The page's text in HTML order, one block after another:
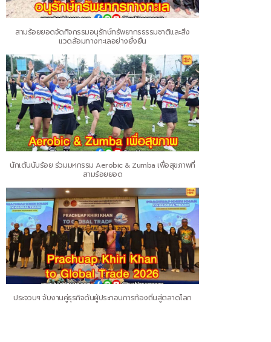
สามร้อยยอดจัดกิจกรรมอนุรักษ์ทรัพยากรธรรมชาติและสิ่ง
แวดล้อมทางทะเลอย่างยั่งยืน
นักเต้นนับร้อย ร่วมมหกรรม Aerobic & Zumba เพื่อสุขภาพที่
สามร้อยยอด
ประจวบฯ จับงานคู่ธุรกิจดันผู้ประกอบการท้องถิ่นสู่ตลาดโลก